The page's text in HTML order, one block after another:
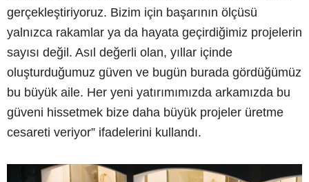
gerçekleştiriyoruz. Bizim için başarının ölçüsü
yalnızca rakamlar ya da hayata geçirdiğimiz projelerin
sayısı değil. Asıl değerli olan, yıllar içinde
oluşturduğumuz güven ve bugün burada gördüğümüz
bu büyük aile. Her yeni yatırımımızda arkamızda bu
güveni hissetmek bize daha büyük projeler üretme
cesareti veriyor” ifadelerini kullandı.